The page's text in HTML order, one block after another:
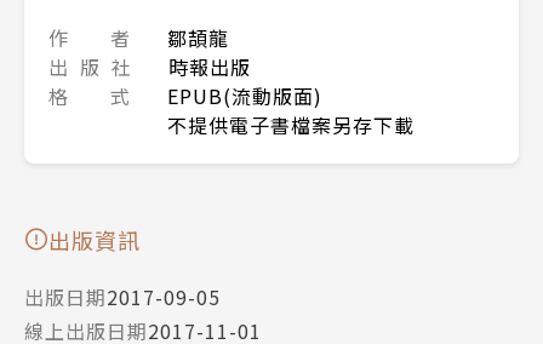
作 者
鄒頡龍
出 版 社
時報出版
格 式
EPUB(流動版面)
不提供電子書檔案另存下載
出版資訊
出版日期2017-09-05
線上出版日期2017-11-01